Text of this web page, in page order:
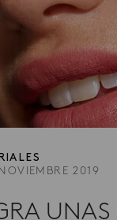
2019
UNAS